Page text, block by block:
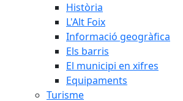
Història
L'Alt Foix
Informació geogràfica
Els barris
El municipi en xifres
Equipaments
Turisme